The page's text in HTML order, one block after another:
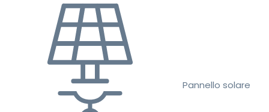
Pannello solare